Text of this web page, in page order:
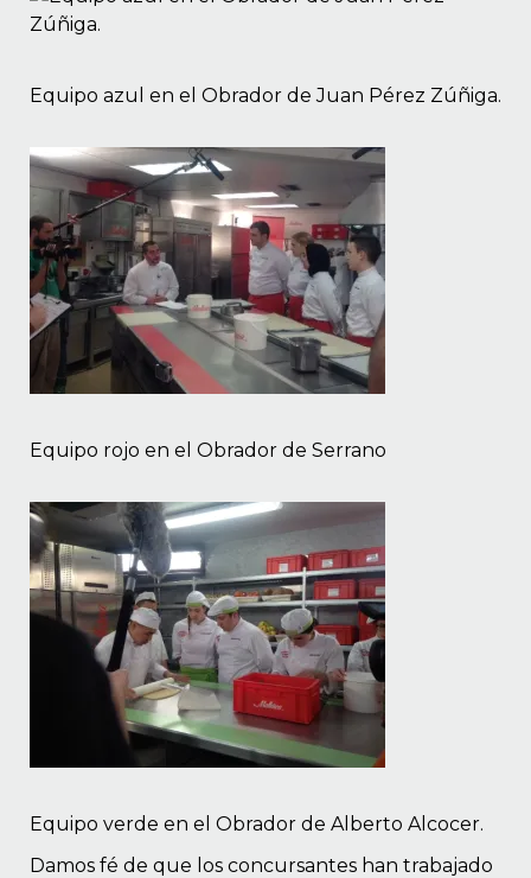
Equipo azul en el Obrador de Juan Pérez Zúñiga.
Equipo rojo en el Obrador de Serrano
Equipo verde en el Obrador de Alberto Alcocer.
Damos fé de que los concursantes han trabajado